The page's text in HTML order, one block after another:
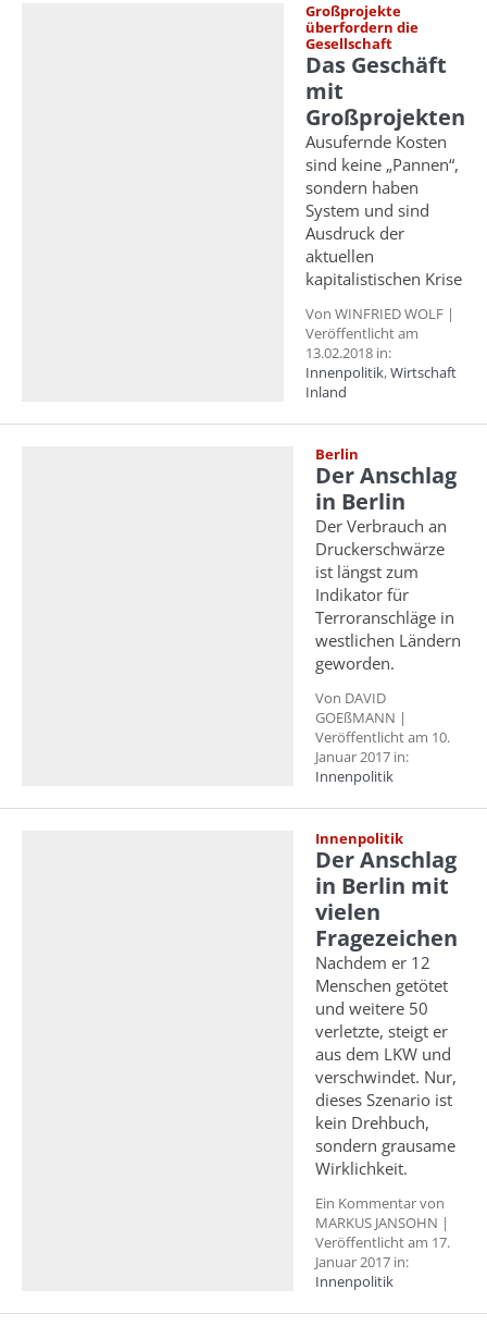
Großprojekte
überfordern die
Gesellschaft
Das Geschäft
mit
Großprojekten
Ausufernde Kosten
sind keine „Pannen“,
sondern haben
System und sind
Ausdruck der
aktuellen
kapitalistischen Krise
Von WINFRIED WOLF |
Veröffentlicht am
13.02.2018 in:
Innenpolitik,Wirtschaft
Inland
Berlin
Der Anschlag
in Berlin
Der Verbrauch an
Druckerschwärze
ist längst zum
Indikator für
Terroranschläge in
westlichen Ländern
geworden.
Von DAVID
GOEßMANN |
Veröffentlicht am 10.
Januar 2017 in:
Innenpolitik
Innenpolitik
Der Anschlag
in Berlin mit
vielen
Fragezeichen
Nachdem er 12
Menschen getötet
und weitere 50
verletzte, steigt er
aus dem LKW und
verschwindet. Nur,
dieses Szenario ist
kein Drehbuch,
sondern grausame
Wirklichkeit.
Ein Kommentar von
MARKUS JANSOHN |
Veröffentlicht am 17.
Januar 2017 in:
Innenpolitik